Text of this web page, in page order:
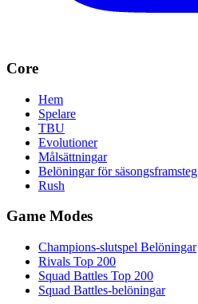
Core
Hem
Spelare
TBU
Evolutioner
Målsättningar
Belöningar för säsongsframsteg
Rush
Game Modes
Champions-slutspel Belöningar
Rivals Top 200
Squad Battles Top 200
Squad Battles-belöningar